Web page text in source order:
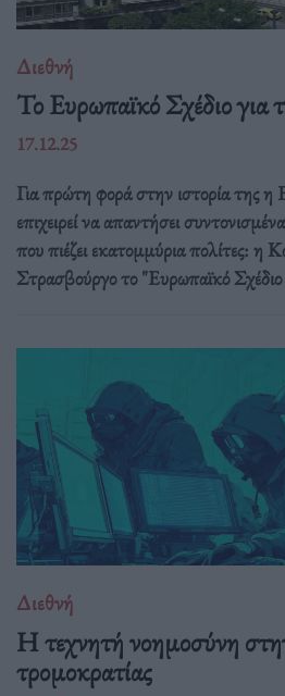
Διεθνή
Το Ευρωπαϊκό Σχέδιο για
17.12.25
Για πρώτη φορά στην ιστορία της
επιχειρεί να απαντήσει
που πιέζει εκατομμύρια πολίτες: η
Στρασβούργο το "Ευρωπαϊκό Σχέδιο
Διεθνή
Η τεχνητή νοημοσύνη
τρομοκρατίας